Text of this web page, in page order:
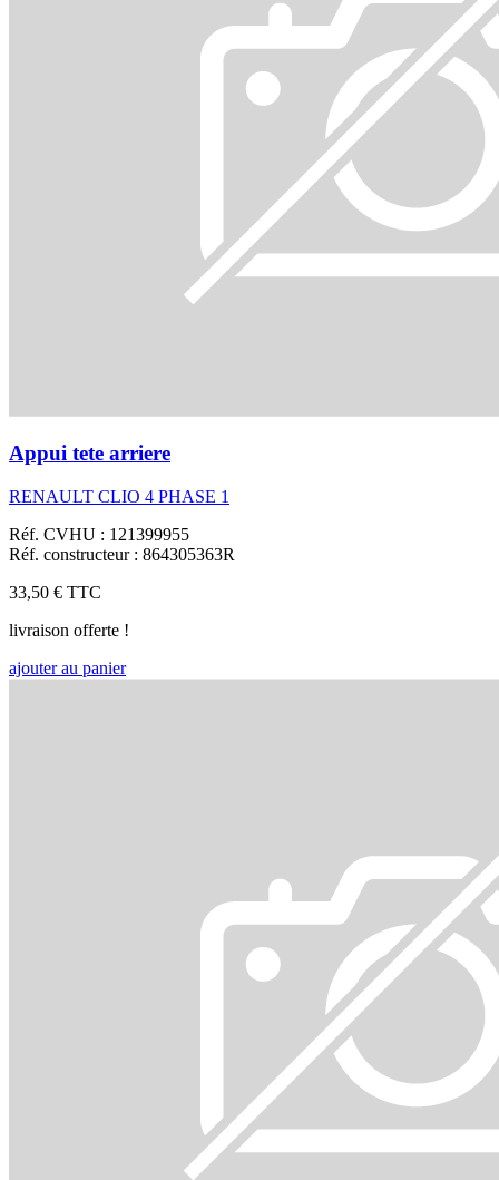
Appui tete arriere
RENAULT CLIO 4 PHASE 1
Réf. CVHU : 121399955
Réf. constructeur : 864305363R
33,50 € TTC
livraison offerte !
ajouter au panier